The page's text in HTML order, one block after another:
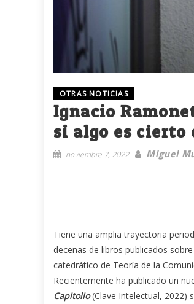
OTRAS NOTICIAS
Ignacio
si algo es cierto
noviembre 7, 2022 Miguel
Tiene una amplia trayectoria
decenas de libros publicados
catedrático de Teoría de la
Recientemente ha publicado un
Capitolio (Clave Intelectual, 2022)